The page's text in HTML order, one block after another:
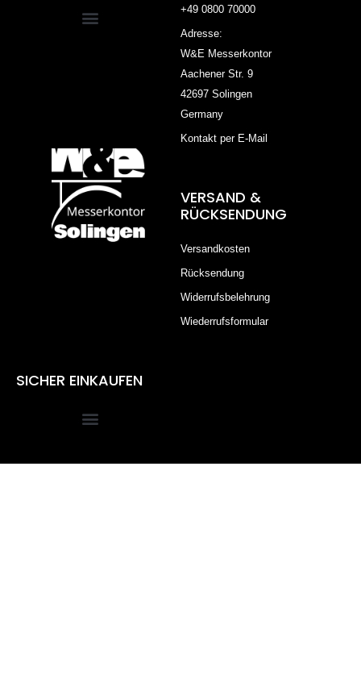
+49 0800 70000
Adresse:
W&E Messerkontor
Aachener Str. 9
42697 Solingen
Germany
Kontakt per E-Mail
VERSAND &
RÜCKSENDUNG
Versandkosten
Rücksendung
Widerrufsbelehrung
Wiederrufsformular
SICHER EINKAUFEN